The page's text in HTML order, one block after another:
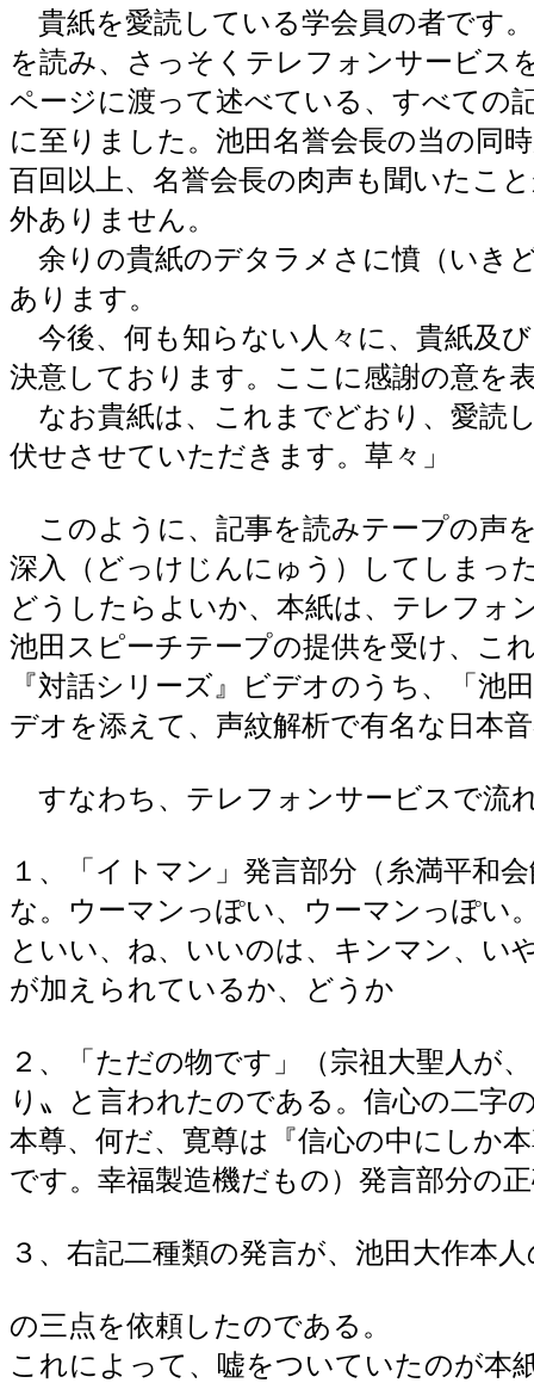
貴紙を愛読している学会員の者です
を読み、さっそくテレフォンサービス
ページに渡って述べている、すべての
に至りました。池田名誉会長の当の同
百回以上、名誉会長の肉声も聞いたこ
外ありません。
余りの貴紙のデタラメさに憤（いき
あります。
今後、何も知らない人々に、貴紙及
決意しております。ここに感謝の意を
なお貴紙は、これまでどおり、愛読
伏せさせていただきます。草々」
このように、記事を読みテープの声
深入（どっけじんにゅう）してしまっ
どうしたらよいか、本紙は、テレフォ
池田スピーチテープの提供を受け、こ
『対話シリーズ』ビデオのうち、「池
デオを添えて、声紋解析で有名な日本
すなわち、テレフォンサービスで流
１、「イトマン」発言部分（糸満平和
な。ウーマンっぽい、ウーマンっぽ
といい、ね、いいのは、キンマン、い
が加えられているか、どうか
２、「ただの物です」（宗祖大聖人が
り〟と言われたのである。信心の二字
本尊、何だ、寛尊は『信心の中にしか
です。幸福製造機だもの）発言部分の
３、右記二種類の発言が、池田大作本
の三点を依頼したのである。
これによって、嘘をついていたのが本